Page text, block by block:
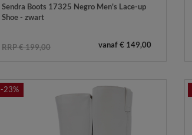
Sendra Boots 17325 Negro Men's Lace-up
Shoe - zwart
RRP € 199,00 vanaf € 149,00
-23%